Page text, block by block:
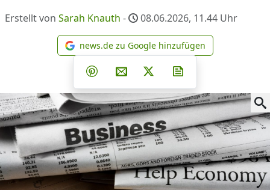
Erstellt von Sarah Knauth - 08.06.2026, 11.44 Uhr
news.de zu Google
news.de zu Google hinzufügen
Teilen auf Facebook
Teilen auf Whatsapp
Teilen auf Telegram
Teilen auf Pinterest
Per E-Mail teilen
Post auf X